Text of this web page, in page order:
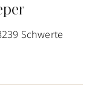
Schwerte